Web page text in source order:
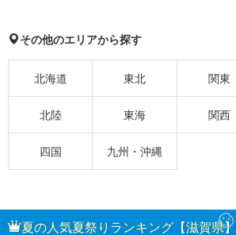
その他のエリアから探す
北海道 東北 関東
北陸 東海 関西
四国 九州・沖縄
夏の人気夏祭りランキング【滋賀県】